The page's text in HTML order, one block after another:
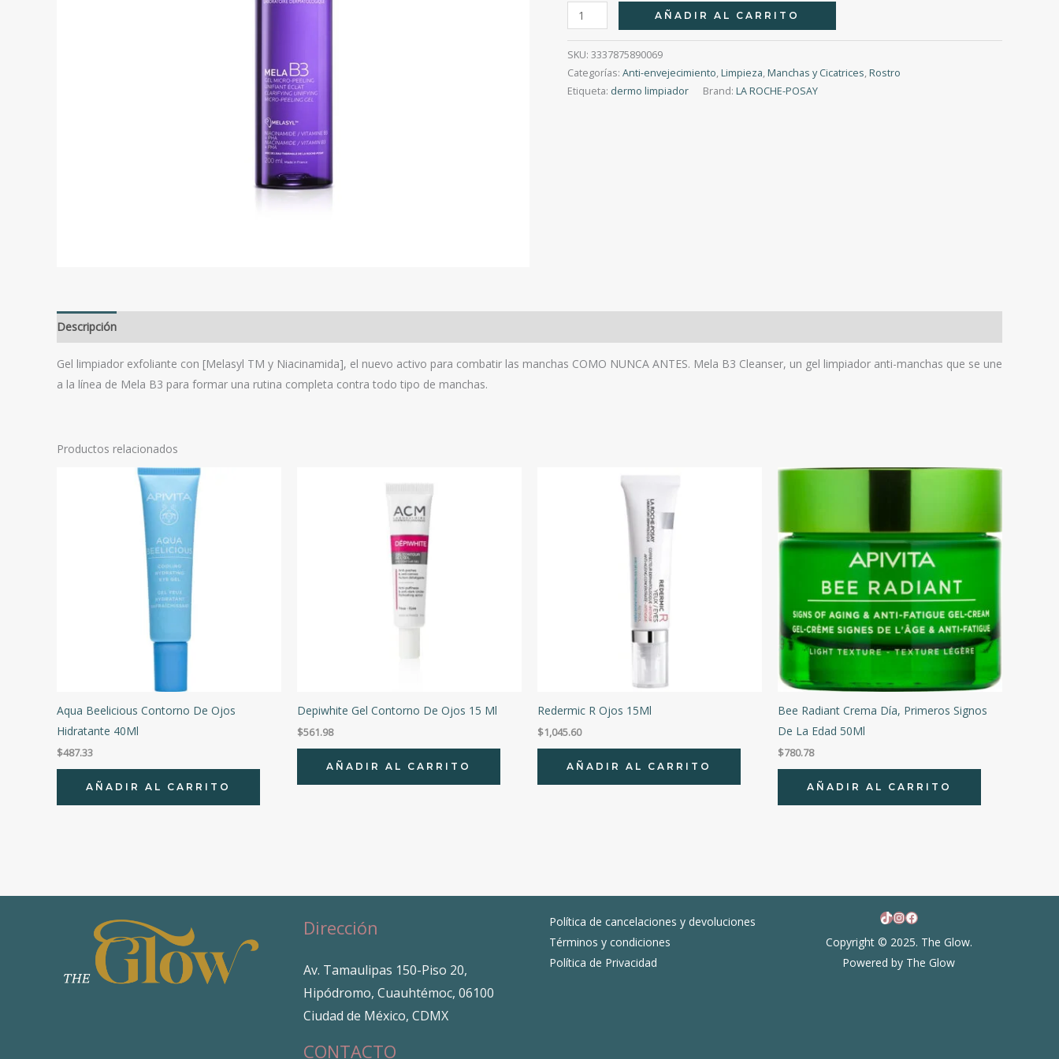
Mela
B3
Cleanser
200Ml
cantidad
AÑADIR AL CARRITO
SKU: 3337875890069
Categorías: Anti-envejecimiento,Limpieza,Manchas y Cicatrices,Rostro
Etiqueta: dermo limpiador Brand: LA ROCHE-POSAY
Descripción
Gel limpiador exfoliante con [Melasyl TM y Niacinamida], el nuevo activo para combatir las manchas COMO NUNCA ANTES. Mela B3 Cleanser, un gel limpiador anti-manchas que se une
a la línea de Mela B3 para formar una rutina completa contra todo tipo de manchas.
Productos relacionados
Aqua Beelicious Contorno De Ojos
Hidratante 40Ml
$487.33
AÑADIR AL CARRITO
Depiwhite Gel Contorno De Ojos 15 Ml
$561.98
AÑADIR AL CARRITO
Redermic R Ojos 15Ml
$1,045.60
AÑADIR AL CARRITO
Bee Radiant Crema Día, Primeros Signos
De La Edad 50Ml
$780.78
AÑADIR AL CARRITO
Dirección
Av. Tamaulipas 150-Piso 20,
Hipódromo, Cuauhtémoc, 06100
Ciudad de México, CDMX
CONTACTO
Política de cancelaciones y devoluciones
Términos y condiciones
Política de Privacidad
TikTok
Instagram
Facebook
Copyright © 2025. The Glow.
Powered by The Glow